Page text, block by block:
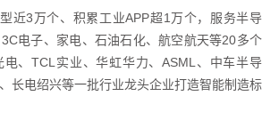
近3万个、积累工业APP超1万个，服务半导
电子、家电、石油石化、航空航天等20多个
、TCL实业、华虹华力、ASML、中车半导
长电绍兴等一批行业龙头企业打造智能制造标